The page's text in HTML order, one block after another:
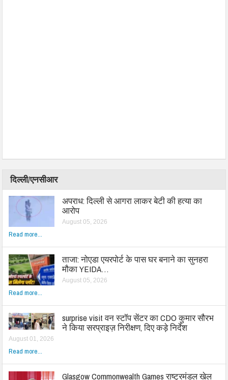
दिल्ली/एनसीआर
अपराध: दिल्ली से आगरा लाकर बेटी की हत्या का
आरोप
August 05, 2026
Read more...
ताजा: नोएडा एयरपोर्ट के पास घर बनाने का सुनहरा
मौका YEIDA…
August 05, 2026
Read more...
surprise visit वन स्टॉप सेंटर का CDO कुमार सौरभ
ने किया सरप्राइज़ निरीक्षण, दिए कड़े निर्देश
August 01, 2026
Read more...
Glasgow Commonwealth Games राष्ट्रमंडल खेल